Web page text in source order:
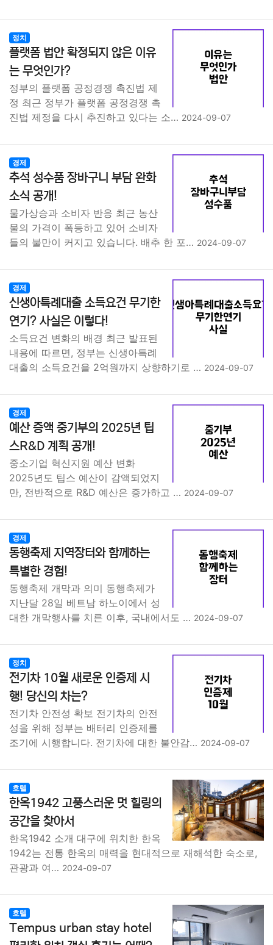
정치
플랫폼 법안 확정되지 않은 이유
는 무엇인가?
정부의 플랫폼 공정경쟁 촉진법 제
정 최근 정부가 플랫폼 공정경쟁 촉
진법 제정을 다시 추진하고 있다는 소… 2024-09-07
경제
추석 성수품 장바구니 부담 완화
소식 공개!
물가상승과 소비자 반응 최근 농산
물의 가격이 폭등하고 있어 소비자
들의 불만이 커지고 있습니다. 배추 한 포… 2024-09-07
경제
신생아특례대출 소득요건 무기한
연기? 사실은 이렇다!
소득요건 변화의 배경 최근 발표된
내용에 따르면, 정부는 신생아특례
대출의 소득요건을 2억원까지 상향하기로 … 2024-09-07
경제
예산 증액 중기부의 2025년 팁
스R&D 계획 공개!
중소기업 혁신지원 예산 변화
2025년도 팁스 예산이 감액되었지
만, 전반적으로 R&D 예산은 증가하고 … 2024-09-07
경제
동행축제 지역장터와 함께하는
특별한 경험!
동행축제 개막과 의미 동행축제가
지난달 28일 베트남 하노이에서 성
대한 개막행사를 치른 이후, 국내에서도 … 2024-09-07
정치
전기차 10월 새로운 인증제 시
행! 당신의 차는?
전기차 안전성 확보 전기차의 안전
성을 위해 정부는 배터리 인증제를
조기에 시행합니다. 전기차에 대한 불안감… 2024-09-07
호텔
한옥1942 고풍스러운 멋 힐링의
공간을 찾아서
한옥1942 소개 대구에 위치한 한옥
1942는 전통 한옥의 매력을 현대적으로 재해석한 숙소로,
관광과 여… 2024-09-07
호텔
Tempus urban stay hotel